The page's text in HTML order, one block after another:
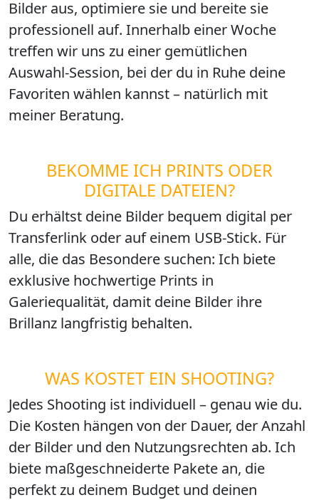
Bilder aus, optimiere sie und bereite sie
professionell auf. Innerhalb einer Woche
treffen wir uns zu einer gemütlichen
Auswahl-Session, bei der du in Ruhe deine
Favoriten wählen kannst – natürlich mit
meiner Beratung.
BEKOMME ICH PRINTS ODER
DIGITALE DATEIEN?
Du erhältst deine Bilder bequem digital per
Transferlink oder auf einem USB-Stick. Für
alle, die das Besondere suchen: Ich biete
exklusive hochwertige Prints in
Galeriequalität, damit deine Bilder ihre
Brillanz langfristig behalten.
WAS KOSTET EIN SHOOTING?
Jedes Shooting ist individuell – genau wie du.
Die Kosten hängen von der Dauer, der Anzahl
der Bilder und den Nutzungsrechten ab. Ich
biete maßgeschneiderte Pakete an, die
perfekt zu deinem Budget und deinen